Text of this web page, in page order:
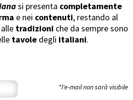
si presenta completamente
e nei contenuti, restando al
alle tradizioni che da sempre sono
tavoledegli italiani.
*l'e-mail non sarà visibile